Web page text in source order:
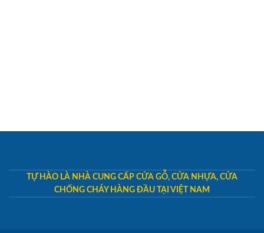
TỰ HÀO LÀ NHÀ CUNG CẤP CỬA GỖ, CỬA NHỰA, CỬA
CHỐNG CHÁY HÀNG ĐẦU TẠI VIỆT NAM